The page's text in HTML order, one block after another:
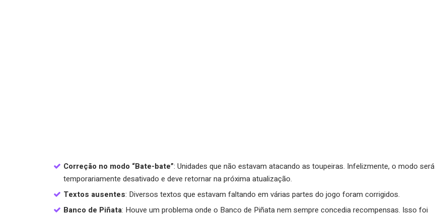
Correção no modo “Bate-bate”: Unidades que não estavam atacando as toupeiras. Infelizmente, o modo será
temporariamente desativado e deve retornar na próxima atualização.
Textos ausentes: Diversos textos que estavam faltando em várias partes do jogo foram corrigidos.
Banco de Piñata: Houve um problema onde o Banco de Piñata nem sempre concedia recompensas. Isso foi